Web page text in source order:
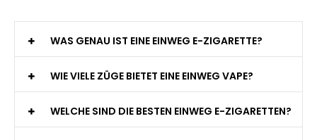
WAS GENAU IST EINE EINWEG E-ZIGARETTE?
WIE VIELE ZÜGE BIETET EINE EINWEG VAPE?
WELCHE SIND DIE BESTEN EINWEG E-ZIGARETTEN?